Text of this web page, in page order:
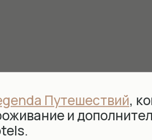
Путешествий,
и